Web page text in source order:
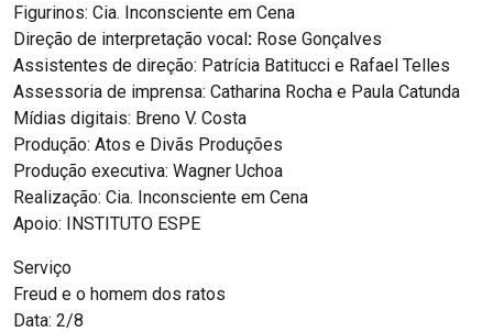
Figurinos: Cia. Inconsciente em Cena
Direção de interpretação vocal: Rose Gonçalves
Assistentes de direção: Patrícia Batitucci e Rafael Telles
Assessoria de imprensa: Catharina Rocha e Paula Catunda
Mídias digitais: Breno V. Costa
Produção: Atos e Divãs Produções
Produção executiva: Wagner Uchoa
Realização: Cia. Inconsciente em Cena
Apoio: INSTITUTO ESPE
Serviço
Freud e o homem dos ratos
Data: 2/8